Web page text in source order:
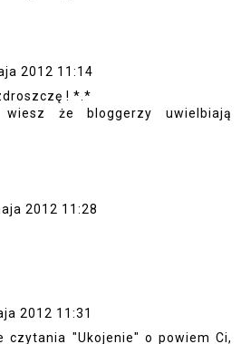
2012 11:14
! *.*
wiesz że bloggerzy uwielbiają
2012 11:28
2012 11:31
czytania "Ukojenie" o powiem Ci,